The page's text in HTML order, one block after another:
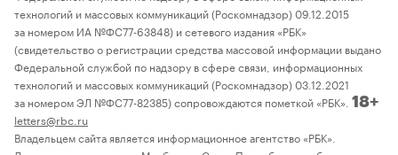
технологий и массовых коммуникаций (Роскомнадзор) 09.12.2015
за номером ИА №ФС77-63848) и сетевого издания «РБК»
(свидетельство о регистрации средства массовой информации выдано
Федеральной службой по надзору в сфере связи, информационных
технологий и массовых коммуникаций (Роскомнадзор) 03.12.2021
за номером ЭЛ №ФС77-82385) сопровождаются пометкой «РБК». 18+
letters@rbc.ru
Владельцем сайта является информационное агентство «РБК».